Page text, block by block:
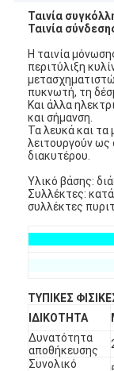
Ταινία
Ταινία
Η ταινία
περιτύλιξη
πυκνωτή, τη
Και άλλα
και σήμανση.
Τα λευκά και τα
λειτουργούν
διακυτέρου.
Υλικό βάσης:
Συλλέκτες:
συλλέκτες
ΤΥΠΙΚΕΣ
ΙΔΙΚΟΤΗΤΑ
Δυνατότητα
αποθήκευσης
Συνολικό